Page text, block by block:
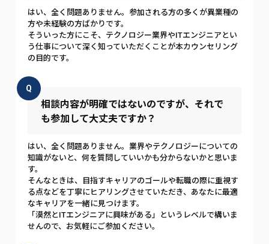
はい、全く問題ありません。参加される方の多くが異業種の
方や未経験の方ばかりです。
そういった方にこそ、テクノロジー業界やITエンジニアとい
う仕事について深く知っていただくことが本カウンセリング
の目的です。
Q
相談内容が明確ではないのですが、それで
も参加して大丈夫ですか？
はい、全く問題ありません。業界やテクノロジーについての
知識がないと、何を質問していいかも分からないかと思いま
す。
そんなときは、目指すキャリアのゴールや転職の際に重視す
る点などを丁寧にヒアリングさせていただき、あなたに最適
なキャリアを一緒に見つけます。
「漠然とITエンジニアに興味がある」というレベルで構いま
せんので、お気軽にご参加ください。